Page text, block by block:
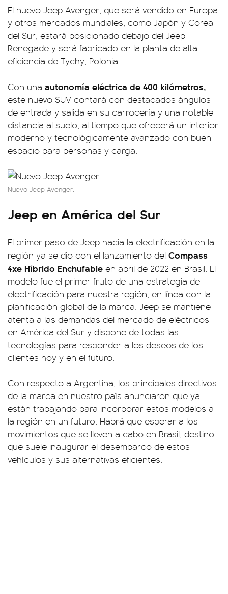
El nuevo Jeep Avenger, que será vendido en Europa
y otros mercados mundiales, como Japón y Corea
del Sur, estará posicionado debajo del Jeep
Renegade y será fabricado en la planta de alta
eficiencia de Tychy, Polonia.
Con una autonomía eléctrica de 400 kilómetros,
este nuevo SUV contará con destacados ángulos
de entrada y salida en su carrocería y una notable
distancia al suelo, al tiempo que ofrecerá un interior
moderno y tecnológicamente avanzado con buen
espacio para personas y carga.
Nuevo Jeep Avenger.
Jeep en América del Sur
El primer paso de Jeep hacia la electrificación en la
región ya se dio con el lanzamiento del Compass
4xe Híbrido Enchufable en abril de 2022 en Brasil. El
modelo fue el primer fruto de una estrategia de
electrificación para nuestra región, en línea con la
planificación global de la marca. Jeep se mantiene
atenta a las demandas del mercado de eléctricos
en América del Sur y dispone de todas las
tecnologías para responder a los deseos de los
clientes hoy y en el futuro.
Con respecto a Argentina, los principales directivos
de la marca en nuestro país anunciaron que ya
están trabajando para incorporar estos modelos a
la región en un futuro. Habrá que esperar a los
movimientos que se lleven a cabo en Brasil, destino
que suele inaugurar el desembarco de estos
vehículos y sus alternativas eficientes.